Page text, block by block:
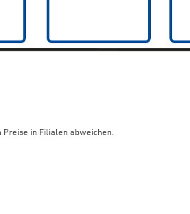
in Filialen abweichen.